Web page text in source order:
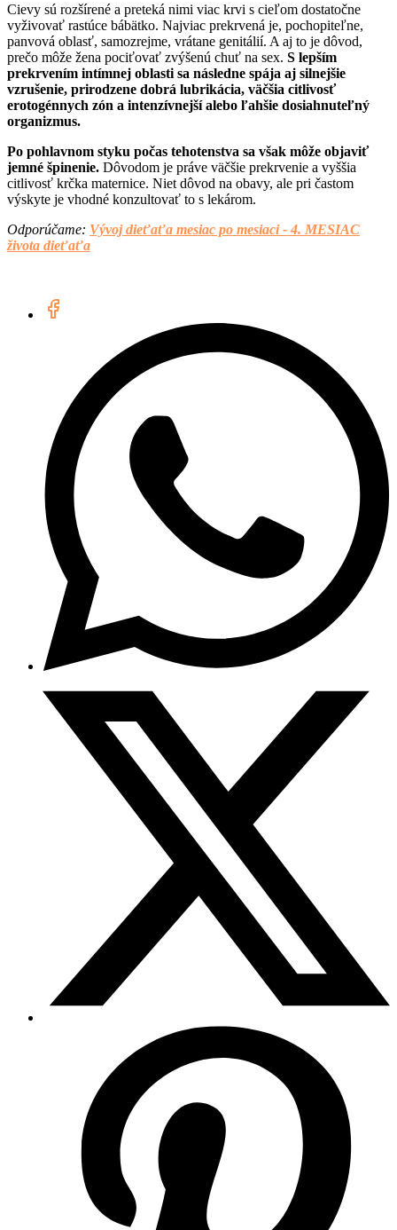
Cievy sú rozšírené a preteká nimi viac krvi s cieľom dostatočne
vyživovať rastúce bábätko. Najviac prekrvená je, pochopiteľne,
panvová oblasť, samozrejme, vrátane genitálií. A aj to je dôvod,
prečo môže žena pociťovať zvýšenú chuť na sex. S lepším
prekrvením intímnej oblasti sa následne spája aj silnejšie
vzrušenie, prirodzene dobrá lubrikácia, väčšia citlivosť
erotogénnych zón a intenzívnejší alebo ľahšie dosiahnuteľný
organizmus.
Po pohlavnom styku počas tehotenstva sa však môže objaviť
jemné špinenie. Dôvodom je práve väčšie prekrvenie a vyššia
citlivosť krčka maternice. Niet dôvod na obavy, ale pri častom
výskyte je vhodné konzultovať to s lekárom.
Odporúčame: ​ Vývoj dieťaťa mesiac po mesiaci - 4. MESIAC
života dieťaťa